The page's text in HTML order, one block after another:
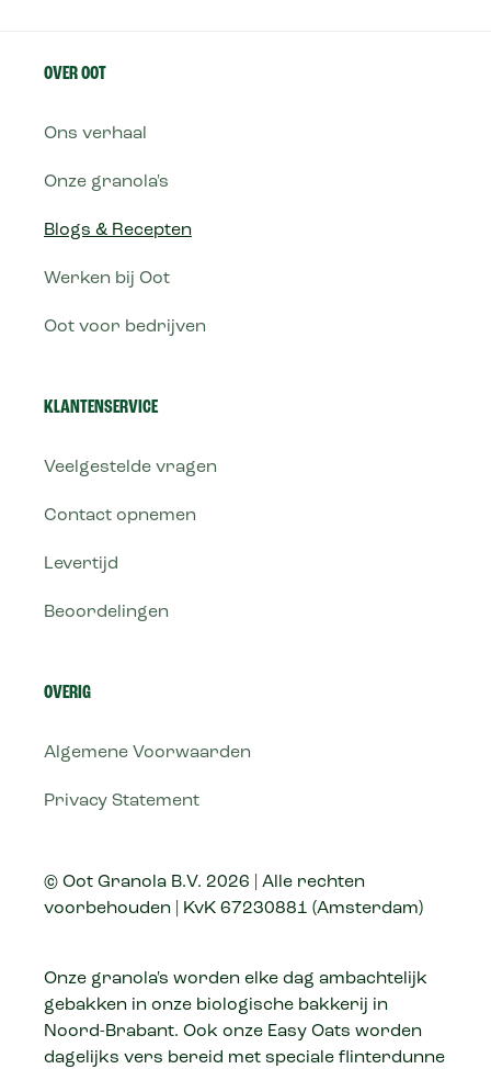
OVER OOT
Ons verhaal
Onze granola's
Blogs & Recepten
Werken bij Oot
Oot voor bedrijven
KLANTENSERVICE
Veelgestelde vragen
Contact opnemen
Levertijd
Beoordelingen
OVERIG
Algemene Voorwaarden
Privacy Statement
© Oot Granola B.V. 2026 | Alle rechten
voorbehouden | KvK 67230881 (Amsterdam)
Onze granola's worden elke dag ambachtelijk
gebakken in onze biologische bakkerij in
Noord-Brabant. Ook onze Easy Oats worden
dagelijks vers bereid met speciale flinterdunne